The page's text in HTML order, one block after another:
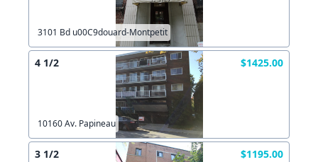
3101 Bd u00C9douard-Montpetit
4 1/2 $1425.00
10160 Av. Papineau
3 1/2 $1195.00